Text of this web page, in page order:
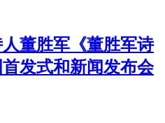
董胜军《董胜军诗
发式和新闻发布会